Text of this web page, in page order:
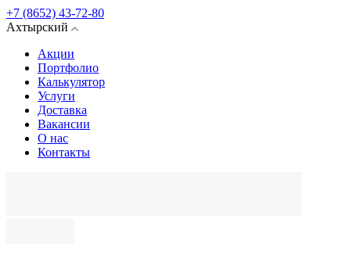
+7 (8652) 43-72-80
Ахтырский
Акции
Портфолио
Калькулятор
Услуги
Доставка
Вакансии
О нас
Контакты